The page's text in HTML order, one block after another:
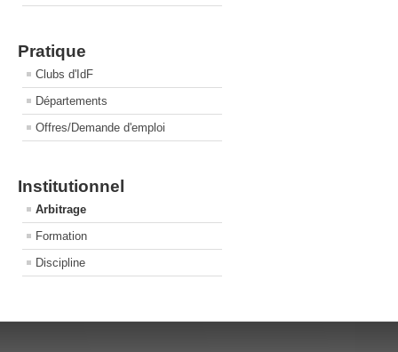
Pratique
Clubs d'IdF
Départements
Offres/Demande d'emploi
Institutionnel
Arbitrage
Formation
Discipline